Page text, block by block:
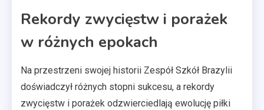
Rekordy zwycięstw i porażek
w różnych epokach
Na przestrzeni swojej historii Zespół Szkół Brazylii
doświadczył różnych stopni sukcesu, a rekordy
zwycięstw i porażek odzwierciedlają ewolucję piłki